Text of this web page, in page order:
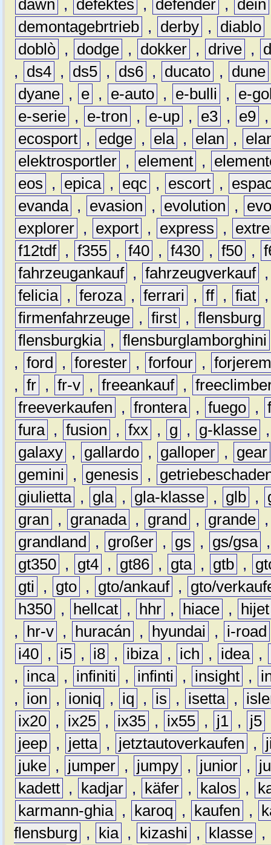
dawn , defektes , defender , dein
demontagebrtrieb , derby , diablo
doblò , dodge , dokker , drive ,
,
ds4 , ds5 , ds6 , ducato , dune
dyane , e , e-auto , e-bulli ,
e-
e-serie , e-tron , e-up , e3 , e9
ecosport , edge , ela , elan ,
elektrosportler , element ,
eos
, epica , eqc , escort ,
evanda , evasion , evolution ,
explorer , export , express ,
f12tdf , f355 , f40 , f430 , f50 ,
fahrzeugankauf , fahrzeugverkauf
felicia , feroza , ferrari , ff , fiat
firmenfahrzeuge , first , flensburg
flensburgkia , flensburglamborghini
, ford , forester , forfour ,
, fr , fr-v , freeankauf ,
freeverkaufen
, frontera , fuego ,
fura , fusion , fxx , g , g-klasse
galaxy , gallardo , galloper ,
gear
gemini
, genesis ,
giulietta , gla , gla-klasse , glb ,
gran
, granada , grand , grande
grandland
, großer , gs , gs/gsa
gt350 , gt4 , gt86 , gta , gtb ,
gti
, gto , gto/ankauf ,
gto/
h350 , hellcat , hhr , hiace ,
hijet
,
hr-v , huracán , hyundai ,
i-road
i40 , i5 , i8 , ibiza , ich , idea ,
,
inca , infiniti , infinti , insight ,
,
ion , ioniq , iq , is , isetta ,
ix20 , ix25 , ix35 , ix55 , j1 , j5
jeep , jetta , jetztautoverkaufen ,
juke , jumper , jumpy , junior ,
kadett , kadjar , käfer , kalos ,
karmann-ghia , karoq , kaufen ,
flensburg
, kia , kizashi , klasse ,